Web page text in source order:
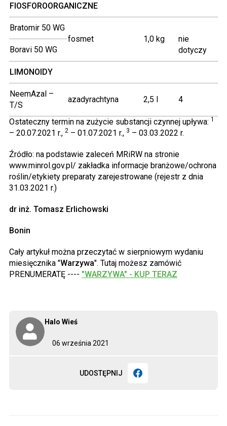
06 września 2021
Halo Wieś
UDOSTĘPNIJ
FIOSFOROORGANICZNE
Bratomir 50 WG
fosmet
1,0 kg
nie
dotyczy
Boravi 50 WG
LIMONOIDY
NeemAzal –
T/S
azadyrachtyna 2,5 l 4
Ostateczny termin na zużycie substancji czynnej upływa: 1
– 20.07.2021 r., 2 – 01.07.2021 r., 3 – 03.03.2022 r.
Źródło: na podstawie zaleceń MRiRW na stronie
www.minrol.gov.pl/ zakładka informacje branżowe/ochrona
roślin/etykiety preparaty zarejestrowane (rejestr z dnia
31.03.2021 r.)
dr inż. Tomasz Erlichowski
Bonin
Cały artykuł można przeczytać w sierpniowym wydaniu
miesięcznika "Warzywa". Tutaj możesz zamówić
PRENUMERATĘ ---- "WARZYWA" - KUP TERAZ